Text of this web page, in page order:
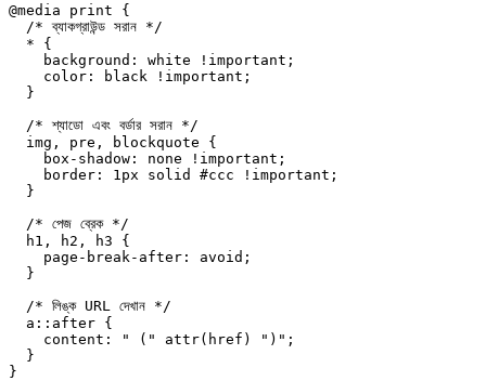
@media print {
  /* ব্যাকগ্রাউন্ড সরান */
  *
{
    background
: white !important ;
    color
: black !important ;
  }
  /* শ্যাডো এবং বর্ডার সরান */
  img
, pre , blockquote {
    box-shadow
: none !important ;
    border
: 1 px solid #ccc !important ;
  }
  /* পেজ ব্রেক */
  h1
, h2 , h3 {
    page-break-after
: avoid ;
  }
  /* লিঙ্ক URL দেখান */
  a
::after {
    content
: " (" attr( href ) ")" ;
  }
}